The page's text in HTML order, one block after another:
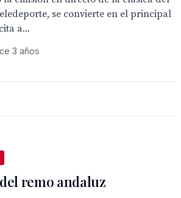
se convierte en el principal
a...
3 años
remo andaluz